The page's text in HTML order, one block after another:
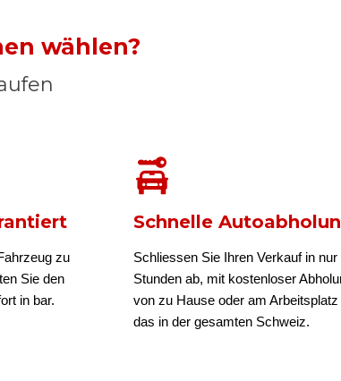
wählen?
zu
Sie den
in bar.
Schnelle
Schliessen Sie Ihren Verkauf in nur
Stunden ab, mit kostenloser
von zu Hause oder am Arbeitsplatz
das in der gesamten Schweiz.